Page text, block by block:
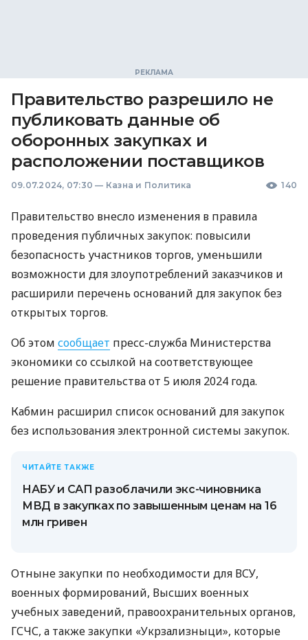
Правительство разрешило не
публиковать данные об
оборонных закупках и
расположении поставщиков
09.07.2024, 07:30 — Казна и Политика 140
Правительство внесло изменения в правила
проведения публичных закупок: повысили
безопасность участников торгов, уменьшили
возможности для злоупотреблений заказчиков и
расширили перечень оснований для закупок без
открытых торгов.
Об этом сообщает пресс-служба Министерства
экономики со ссылкой на соответствующее
решение правительства от 5 июля 2024 года.
Кабмин расширил список оснований для закупок
без использования электронной системы закупок.
ЧИТАЙТЕ ТАКЖЕ
НАБУ и САП разоблачили экс-чиновника
МВД в закупках по завышенным ценам на 16
млн гривен
Отныне закупки по необходимости для ВСУ,
военных формирований, Высших военных
учебных заведений, правоохранительных органов,
ГСЧС, а также закупки «Укрзализныци», которые